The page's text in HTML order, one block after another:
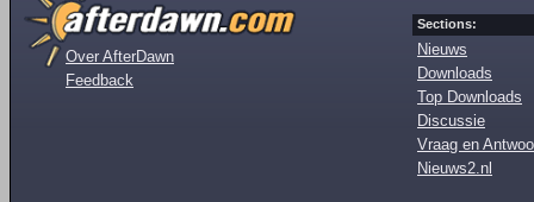
Over AfterDawn
Feedback
Sections:
Nieuws
Downloads
Top Downloads
Discussie
Vraag en
Nieuws2.nl